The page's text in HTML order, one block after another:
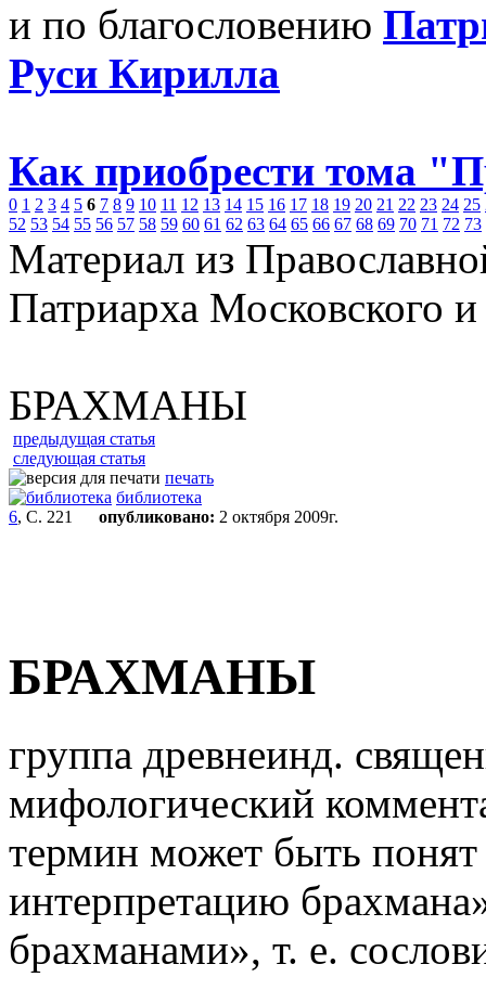
и по благословению
Руси Кирилла
Как приобрести тома
0 1 2 3 4 5 6 7 8 9 10 11 12 13 14 15 16 17 18 19 20 21 22 23 24 25
52 53 54 55 56 57 58 59 60 61 62 63 64 65 66 67 68 69 70 71 72 73
Материал из
Патриарха Московского
БРАХМАНЫ
предыдущая статья
следующая статья
печать
библиотека
6, С. 221 опубликовано: 2 октября 2009г.
БРАХМАНЫ
группа древнеинд.
мифологический
термин может быть
интерпретацию
брахманами», т. е.